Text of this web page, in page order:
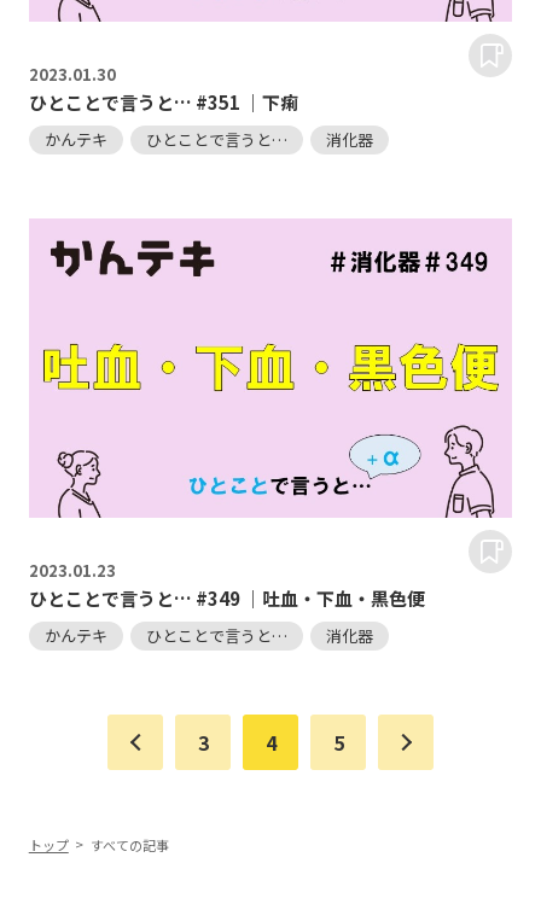
2023.01.30
ひとことで言うと… #351 ｜下痢
かんテキ ひとことで言うと… 消化器
2023.01.23
ひとことで言うと… #349 ｜吐血・下血・黒色便
かんテキ ひとことで言うと… 消化器
3 4 5
トップ すべての記事